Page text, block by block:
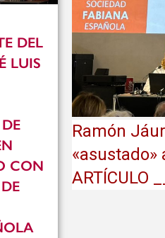
DEL
LUIS
CON
Ramón
«asustado»
ARTÍCULO